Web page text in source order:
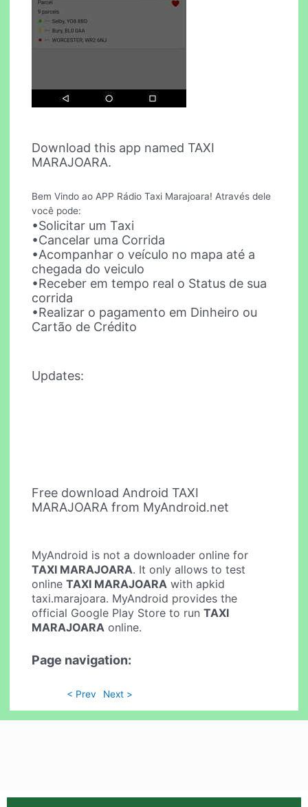
Download this app named TAXI
MARAJOARA.
Bem Vindo ao APP Rádio Taxi Marajoara! Através dele
você pode:
•Solicitar um Taxi
•Cancelar uma Corrida
•Acompanhar o veículo no mapa até a
chegada do veiculo
•Receber em tempo real o Status de sua
corrida
•Realizar o pagamento em Dinheiro ou
Cartão de Crédito
Updates:
Free download Android TAXI
MARAJOARA from MyAndroid.net
MyAndroid is not a downloader online for
TAXI MARAJOARA. It only allows to test
onlineTAXI MARAJOARA with apkid
taxi.marajoara. MyAndroid provides the
official Google Play Store to runTAXI
MARAJOARA online.
Page navigation:
< Prev Next >